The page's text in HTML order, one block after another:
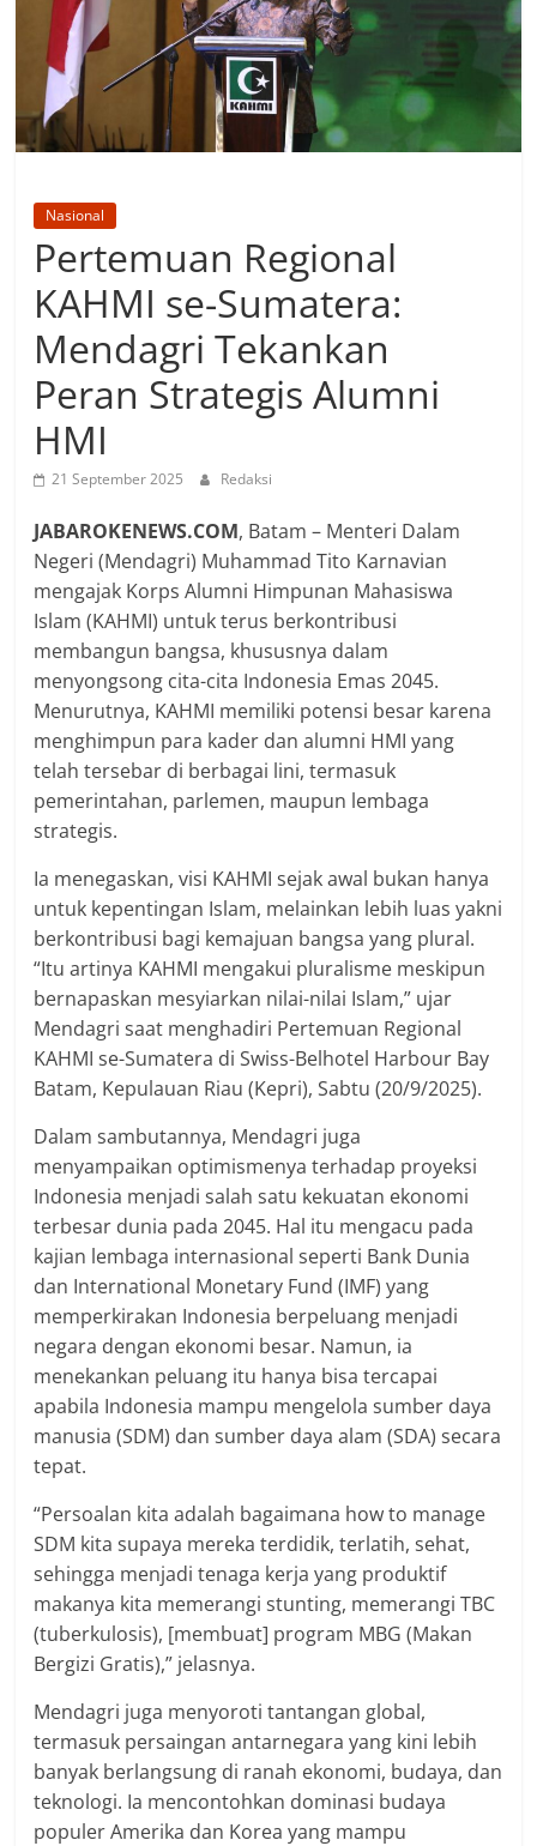
Nasional
Pertemuan Regional
KAHMI se-Sumatera:
Mendagri Tekankan
Peran Strategis Alumni
HMI
21 September 2025 Redaksi
JABAROKENEWS.COM, Batam – Menteri Dalam
Negeri (Mendagri) Muhammad Tito Karnavian
mengajak Korps Alumni Himpunan Mahasiswa
Islam (KAHMI) untuk terus berkontribusi
membangun bangsa, khususnya dalam
menyongsong cita-cita Indonesia Emas 2045.
Menurutnya, KAHMI memiliki potensi besar karena
menghimpun para kader dan alumni HMI yang
telah tersebar di berbagai lini, termasuk
pemerintahan, parlemen, maupun lembaga
strategis.
Ia menegaskan, visi KAHMI sejak awal bukan hanya
untuk kepentingan Islam, melainkan lebih luas yakni
berkontribusi bagi kemajuan bangsa yang plural.
“Itu artinya KAHMI mengakui pluralisme meskipun
bernapaskan mesyiarkan nilai-nilai Islam,” ujar
Mendagri saat menghadiri Pertemuan Regional
KAHMI se-Sumatera di Swiss-Belhotel Harbour Bay
Batam, Kepulauan Riau (Kepri), Sabtu (20/9/2025).
Dalam sambutannya, Mendagri juga
menyampaikan optimismenya terhadap proyeksi
Indonesia menjadi salah satu kekuatan ekonomi
terbesar dunia pada 2045. Hal itu mengacu pada
kajian lembaga internasional seperti Bank Dunia
dan International Monetary Fund (IMF) yang
memperkirakan Indonesia berpeluang menjadi
negara dengan ekonomi besar. Namun, ia
menekankan peluang itu hanya bisa tercapai
apabila Indonesia mampu mengelola sumber daya
manusia (SDM) dan sumber daya alam (SDA) secara
tepat.
“Persoalan kita adalah bagaimana how to manage
SDM kita supaya mereka terdidik, terlatih, sehat,
sehingga menjadi tenaga kerja yang produktif
makanya kita memerangi stunting, memerangi TBC
(tuberkulosis), [membuat] program MBG (Makan
Bergizi Gratis),” jelasnya.
Mendagri juga menyoroti tantangan global,
termasuk persaingan antarnegara yang kini lebih
banyak berlangsung di ranah ekonomi, budaya, dan
teknologi. Ia mencontohkan dominasi budaya
populer Amerika dan Korea yang mampu